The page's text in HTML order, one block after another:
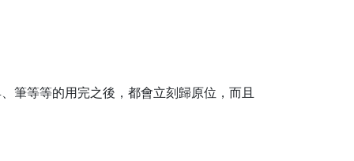
筆等等的用完之後，都會立刻歸原位，而且